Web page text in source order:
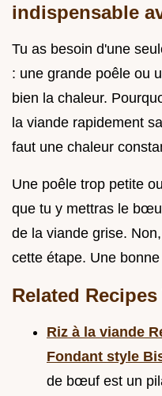
indispensable
Tu as besoin d'une
: une grande poêle ou
bien la chaleur.
la viande rapidement
faut une chaleur
Une poêle trop petite
que tu y mettras le
de la viande grise.
cette étape. Une
Related
Riz à la viande
Fondant style
de bœuf est un